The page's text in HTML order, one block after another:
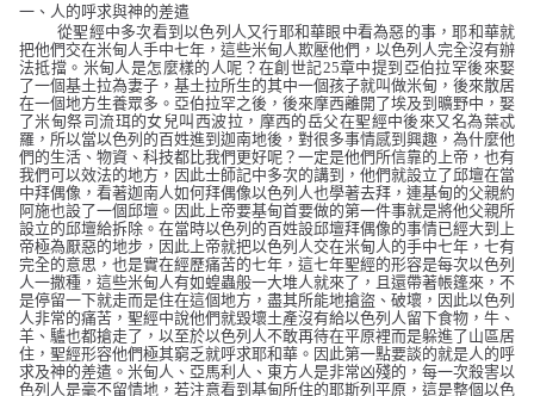
一、人的呼求與神的差遣
從聖經中多次看到以色列人又行耶和華眼中看為惡的事，耶和華就
把他們交在米甸人手中七年，這些米甸人欺壓他們，以色列人完全沒有辦
法抵擋。米甸人是怎麼樣的人呢？在創世記25章中提到亞伯拉罕後來娶
了一個基土拉為妻子，基土拉所生的其中一個孩子就叫做米甸，後來散居
在一個地方生養眾多。亞伯拉罕之後，後來摩西離開了埃及到曠野中，娶
了米甸祭司流珥的女兒叫西波拉，摩西的岳父在聖經中後來又名為葉忒
羅，所以當以色列的百姓進到迦南地後，對很多事情感到興趣，為什麼他
們的生活、物資、科技都比我們更好呢？一定是他們所信靠的上帝，也有
我們可以效法的地方，因此士師記中多次的講到，他們就設立了邱壇在當
中拜偶像，看著迦南人如何拜偶像以色列人也學著去拜，連基甸的父親約
阿施也設了一個邱壇。因此上帝要基甸首要做的第一件事就是將他父親所
設立的邱壇給拆除。在當時以色列的百姓設邱壇拜偶像的事情已經大到上
帝極為厭惡的地步，因此上帝就把以色列人交在米甸人的手中七年，七有
完全的意思，也是實在經歷痛苦的七年，這七年聖經的形容是每次以色列
人一撒種，這些米甸人有如蝗蟲般一大堆人就來了，且還帶著帳篷來，不
是停留一下就走而是住在這個地方，盡其所能地搶盜、破壞，因此以色列
人非常的痛苦，聖經中說他們就毀壞土產沒有給以色列人留下食物，牛、
羊、驢也都搶走了，以至於以色列人不敢再待在平原裡而是躲進了山區居
住，聖經形容他們極其窮乏就呼求耶和華。因此第一點要談的就是人的呼
求及神的差遣。米甸人、亞馬利人、東方人是非常凶殘的，每一次殺害以
色列人是毫不留情地，若注意看到基甸所住的耶斯列平原，這是整個以色